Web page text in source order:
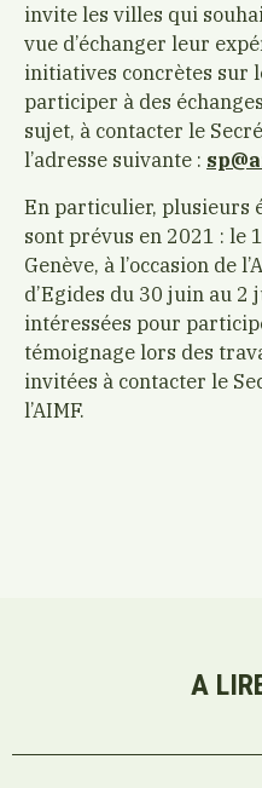
invite les villes qui
vue d’échanger leur
initiatives concrètes sur
participer à des
sujet, à contacter le
l’adresse suivante :
En particulier, plusieurs
sont prévus en 2021 : le
Genève, à l’occasion de
d’Egides du 30 juin au
intéressées pour
témoignage lors des
invitées à contacter le
l’AIMF.
A